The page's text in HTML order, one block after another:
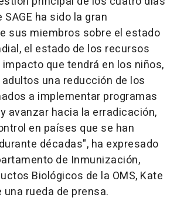
ha sido la gran
sus miembros sobre el estado
el estado de los recursos
que tendrá en los niños,
una reducción de los
a implementar programas
avanzar hacia la erradicación,
en países que se han
décadas", ha expresado
de Inmunización,
Biológicos de la OMS, Kate
una rueda de prensa.